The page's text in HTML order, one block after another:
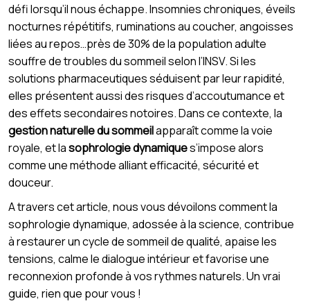
défi lorsqu’il nous échappe. Insomnies chroniques, éveils
nocturnes répétitifs, ruminations au coucher, angoisses
liées au repos…près de 30% de la population adulte
souffre de troubles du sommeil selon l’INSV. Si les
solutions pharmaceutiques séduisent par leur rapidité,
elles présentent aussi des risques d’accoutumance et
des effets secondaires notoires. Dans ce contexte, la
gestion naturelle du sommeilapparaît comme la voie
royale, et lasophrologie dynamiques’impose alors
comme une méthode alliant efficacité, sécurité et
douceur.
A travers cet article, nous vous dévoilons comment la
sophrologie dynamique, adossée à la science, contribue
à restaurer un cycle de sommeil de qualité, apaise les
tensions, calme le dialogue intérieur et favorise une
reconnexion profonde à vos rythmes naturels. Un vrai
guide, rien que pour vous !